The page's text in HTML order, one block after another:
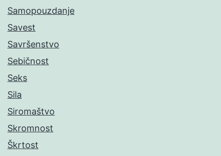
Samopouzdanje
Savest
Savršenstvo
Sebičnost
Seks
Sila
Siromaštvo
Skromnost
Škrtost